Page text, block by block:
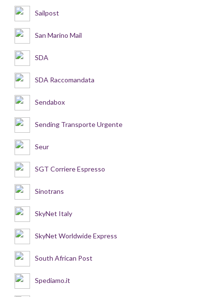
Sailpost
San Marino Mail
SDA
SDA Raccomandata
Sendabox
Sending Transporte Urgente
Seur
SGT Corriere Espresso
Sinotrans
SkyNet Italy
SkyNet Worldwide Express
South African Post
Spediamo.it